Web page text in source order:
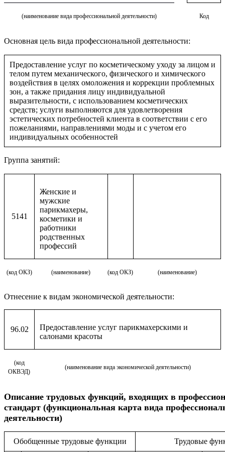
(наименование вида профессиональной деятельности) Код
Основная цель вида профессиональной деятельности:
Предоставление услуг по косметическому уходу за лицом и
телом путем механического, физического и химического
воздействия в целях омоложения и коррекции проблемных
зон, а также придания лицу индивидуальной
выразительности, с использованием косметических
средств; услуги выполняются для удовлетворения
эстетических потребностей клиента в соответствии с его
пожеланиями, направлениями моды и с учетом его
индивидуальных особенностей
Группа занятий:
5141
Женские и
мужские
парикмахеры,
косметики и
работники
родственных
профессий
(код ОКЗ) (наименование) (код ОКЗ) (наименование)
Отнесение к видам экономической деятельности:
96.02
Предоставление услуг парикмахерскими и
салонами красоты
(код
ОКВЭД)
(наименование вида экономической деятельности)
Описание трудовых функций, входящих в
стандарт (функциональная карта вида
деятельности)
Обобщенные трудовые функции Трудовые